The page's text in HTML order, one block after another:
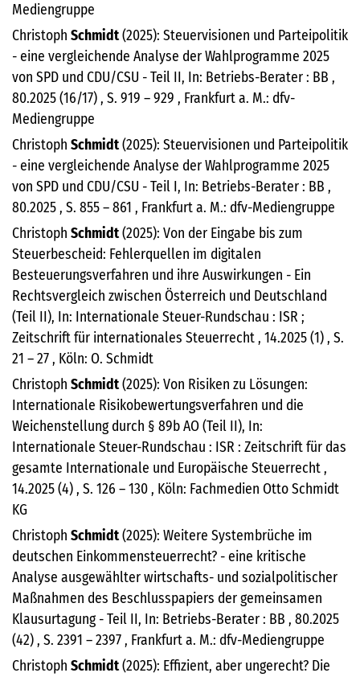
Mediengruppe
Christoph Schmidt(2025): Steuervisionen und Parteipolitik
- eine vergleichende Analyse der Wahlprogramme 2025
von SPD und CDU/CSU - Teil II, In: Betriebs-Berater : BB ,
80.2025 (16/17) , S. 919 – 929 , Frankfurt a. M.: dfv-
Mediengruppe
Christoph Schmidt(2025): Steuervisionen und Parteipolitik
- eine vergleichende Analyse der Wahlprogramme 2025
von SPD und CDU/CSU - Teil I, In: Betriebs-Berater : BB ,
80.2025 , S. 855 – 861 , Frankfurt a. M.: dfv-Mediengruppe
Christoph Schmidt(2025): Von der Eingabe bis zum
Steuerbescheid: Fehlerquellen im digitalen
Besteuerungsverfahren und ihre Auswirkungen - Ein
Rechtsvergleich zwischen Österreich und Deutschland
(Teil II), In: Internationale Steuer-Rundschau : ISR ;
Zeitschrift für internationales Steuerrecht , 14.2025 (1) , S.
21 – 27 , Köln: O. Schmidt
Christoph Schmidt(2025): Von Risiken zu Lösungen:
Internationale Risikobewertungsverfahren und die
Weichenstellung durch § 89b AO (Teil II), In:
Internationale Steuer-Rundschau : ISR : Zeitschrift für das
gesamte Internationale und Europäische Steuerrecht ,
14.2025 (4) , S. 126 – 130 , Köln: Fachmedien Otto Schmidt
KG
Christoph Schmidt(2025): Weitere Systembrüche im
deutschen Einkommensteuerrecht? - eine kritische
Analyse ausgewählter wirtschafts- und sozialpolitischer
Maßnahmen des Beschlusspapiers der gemeinsamen
Klausurtagung - Teil II, In: Betriebs-Berater : BB , 80.2025
(42) , S. 2391 – 2397 , Frankfurt a. M.: dfv-Mediengruppe
Christoph Schmidt(2025): Effizient, aber ungerecht? Die